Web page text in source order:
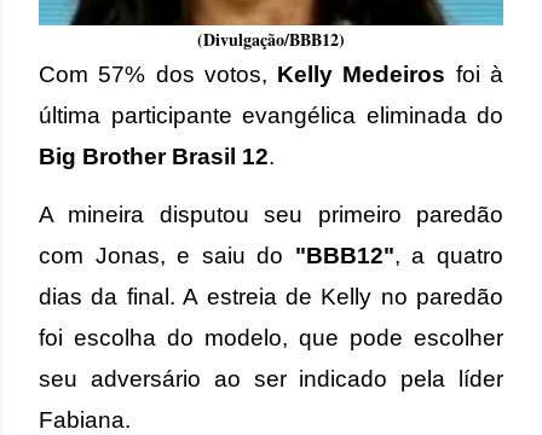
(Divulgação/BBB12)
Com 57% dos votos, Kelly Medeiros foi à
última participante evangélica eliminada do
Big Brother Brasil 12.
A mineira disputou seu primeiro paredão
com Jonas, e saiu do "BBB12", a quatro
dias da final. A estreia de Kelly no paredão
foi escolha do modelo, que pode escolher
seu adversário ao ser indicado pela líder
Fabiana.